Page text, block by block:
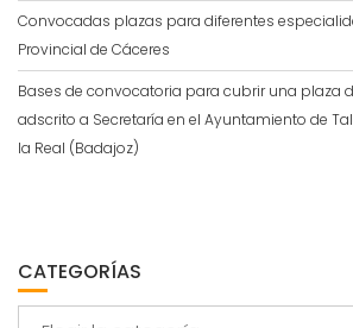
Convocadas plazas para diferentes
Provincial de Cáceres
Bases de convocatoria para cubrir una plaza
adscrito a Secretaría en el Ayuntamiento de
la Real (Badajoz)
CATEGORÍAS